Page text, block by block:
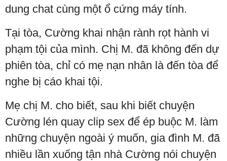
dung chat cùng một ổ cứng máy tính.
Tại tòa, Cường khai nhận rành rọt hành vi
phạm tội của mình. Chị M. đã không đến dự
phiên tòa, chỉ có mẹ nạn nhân là đến tòa để
nghe bị cáo khai tội.
Mẹ chị M. cho biết, sau khi biết chuyện
Cường lén quay clip sex để ép buộc M. làm
những chuyện ngoài ý muốn, gia đình M. đã
nhiều lần xuống tận nhà Cường nói chuyện